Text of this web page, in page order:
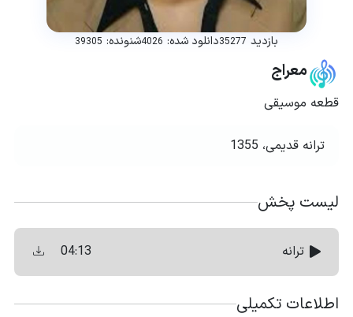
بازدید 35277دانلود شده: 4026شنونده: 39305
معراج
قطعه موسیقی
ترانه قدیمی، 1355 ‏
لیست پخش
ترانه 04:13
اطلاعات تکمیلی